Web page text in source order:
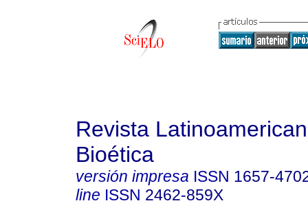
Revista
Bioética
versión impresa ISSN 1657-
line ISSN 2462-859X